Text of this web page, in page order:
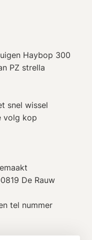
Haybop 300
PZ strella
snel wissel
volg kop
De Rauw
tel nummer